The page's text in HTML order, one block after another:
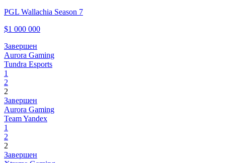
PGL Wallachia Season 7
$1 000 000
Завершен
Aurora Gaming
Tundra Esports
1
2
2
Завершен
Aurora Gaming
Team Yandex
1
2
2
Завершен